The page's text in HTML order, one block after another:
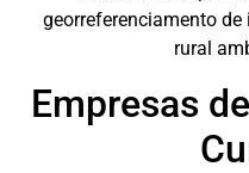
georreferenciamento
rural
Empresas